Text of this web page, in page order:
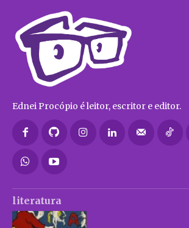
Ednei Procópio é leitor, escritor e editor.
literatura